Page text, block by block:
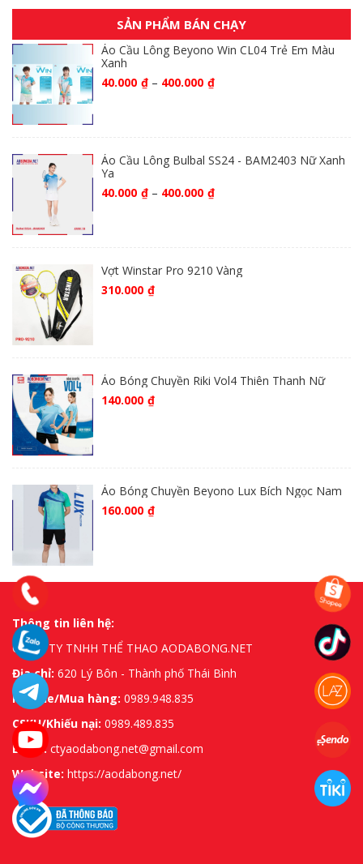
SẢN PHẨM BÁN CHẠY
Áo Cầu Lông Beyono Win CL04 Trẻ Em Màu
Xanh
40.000 ₫ – 400.000 ₫
Áo Cầu Lông Bulbal SS24 - BAM2403 Nữ Xanh
Ya
40.000 ₫ – 400.000 ₫
Vợt Winstar Pro 9210 Vàng
310.000 ₫
Áo Bóng Chuyền Riki Vol4 Thiên Thanh Nữ
140.000 ₫
Áo Bóng Chuyền Beyono Lux Bích Ngọc Nam
160.000 ₫
Thông tin liên hệ:
CÔNG TY TNHH THỂ THAO AODABONG.NET
Địa chỉ: 620 Lý Bôn - Thành phố Thái Bình
Hotline/Mua hàng: 0989.948.835
CSKH/Khiếu nại: 0989.489.835
Email:ctyaodabong.net@gmail.com
Website: https://aodabong.net/